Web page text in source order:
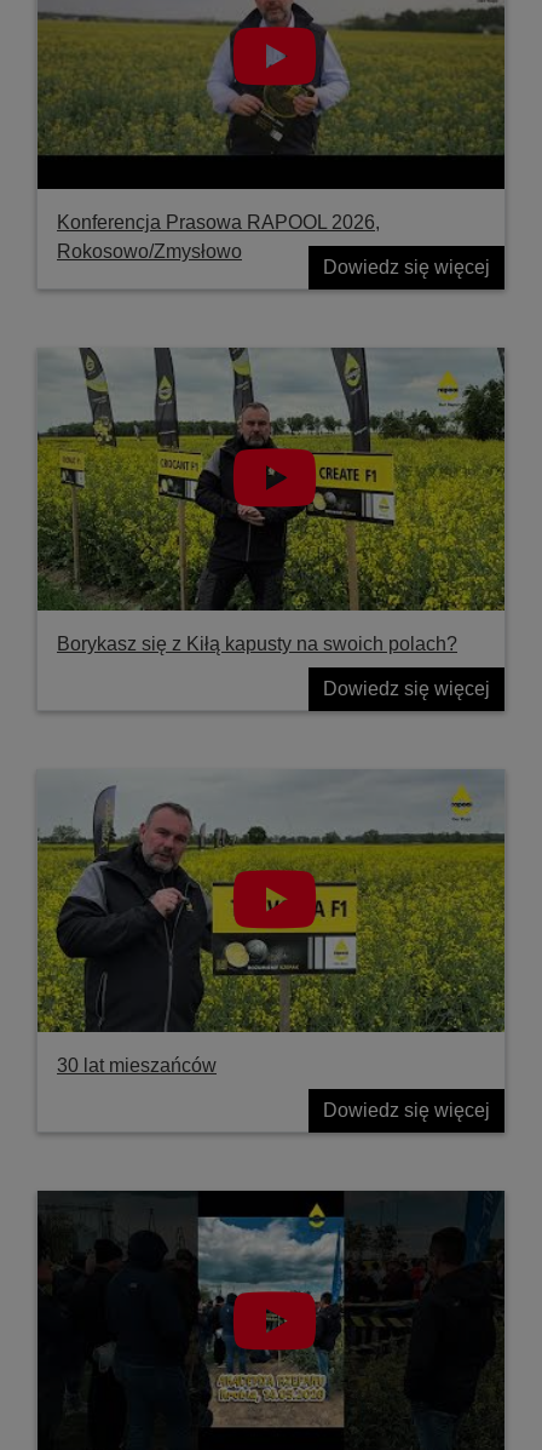
Konferencja Prasowa RAPOOL 2026,
Rokosowo/Zmysłowo
Dowiedz się więcej
Borykasz się z Kiłą kapusty na swoich polach?
Dowiedz się więcej
30 lat mieszańców
Dowiedz się więcej